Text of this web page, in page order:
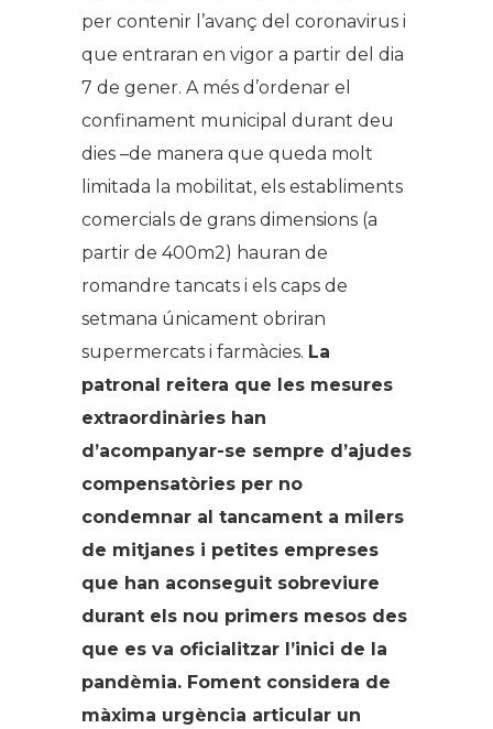
per contenir l’avanç del coronavirus i
que entraran en vigor a partir del dia
7 de gener. A més d’ordenar el
confinament municipal durant deu
dies –de manera que queda molt
limitada la mobilitat, els establiments
comercials de grans dimensions (a
partir de 400m2) hauran de
romandre tancats i els caps de
setmana únicament obriran
supermercats i farmàcies. La
patronal reitera que les mesures
extraordinàries han
d’acompanyar-se sempre d’ajudes
compensatòries per no
condemnar al tancament a milers
de mitjanes i petites empreses
que han aconseguit sobreviure
durant els nou primers mesos des
que es va oficialitzar l’inici de la
pandèmia. Foment considera de
màxima urgència articular un